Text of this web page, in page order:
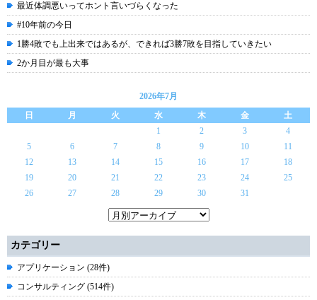
最近体調悪いってホント言いづらくなった
#10年前の今日
1勝4敗でも上出来ではあるが、できれば3勝7敗を目指していきたい
2か月目が最も大事
2026年7月
日
月 火 水 木 金
土
1
2 3
4
5
6 7 8 9 10
11
12
13 14 15 16 17
18
19
20 21 22 23 24
25
26
27 28 29 30 31
カテゴリー
アプリケーション (28件)
コンサルティング (514件)